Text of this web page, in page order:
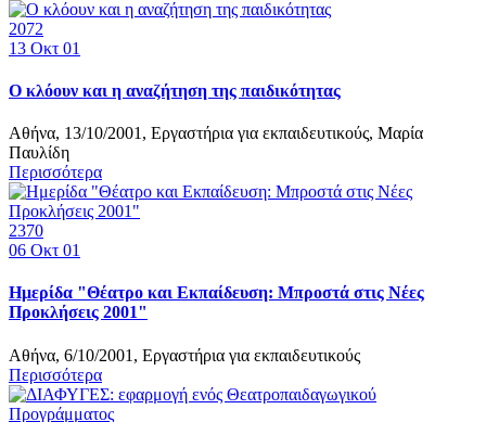
2072
13 Οκτ 01
Ο κλόουν και η αναζήτηση της παιδικότητας
Αθήνα, 13/10/2001, Εργαστήρια για εκπαιδευτικούς, Μαρία
Παυλίδη
Περισσότερα
2370
06 Οκτ 01
Ημερίδα "Θέατρο και Εκπαίδευση: Μπροστά στις Νέες
Προκλήσεις 2001"
Αθήνα, 6/10/2001, Εργαστήρια για εκπαιδευτικούς
Περισσότερα